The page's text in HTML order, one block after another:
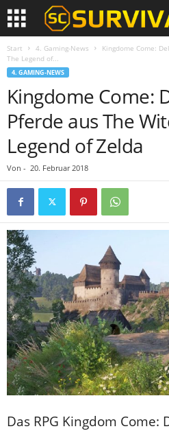
Start 4. Gaming-News
Kingdome Come:
The Legend of...
4. GAMING-NEWS
Kingdome Come:
Pferde aus The
Legend of Zelda
Von - 20. Februar 2018
Das RPG Kingdom